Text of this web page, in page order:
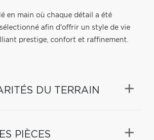
en main où chaque détail a été
afin d'offrir un style de vie
prestige, confort et raffinement.
DU TERRAIN
PIÈCES